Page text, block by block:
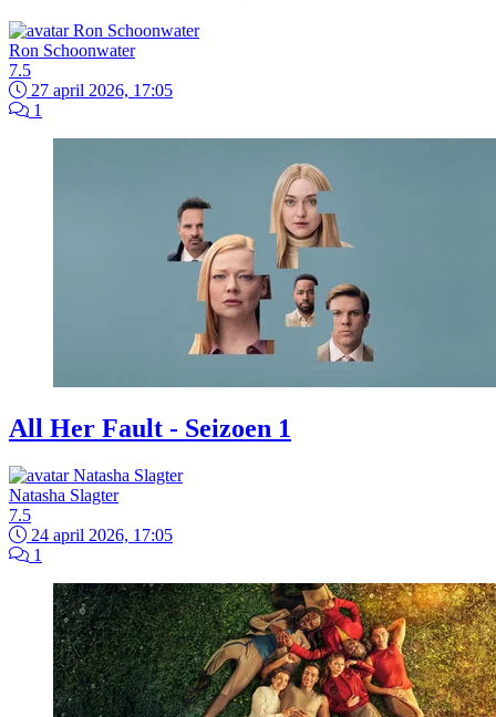
Ron Schoonwater
7.5
27 april 2026, 17:05
1
All Her Fault - Seizoen 1
Natasha Slagter
7.5
24 april 2026, 17:05
1